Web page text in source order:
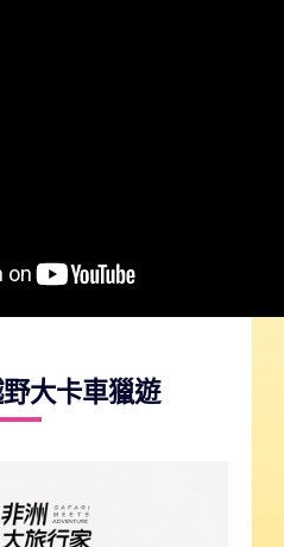
大卡車獵遊